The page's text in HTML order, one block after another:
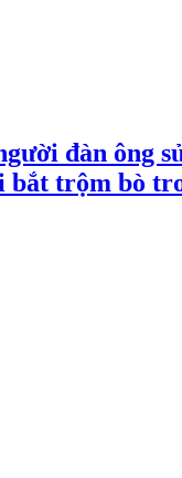
đàn ông
bắt trộm bò